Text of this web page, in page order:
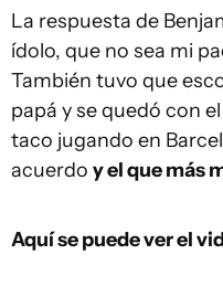
La respuesta de
ídolo, que no sea mi
También tuvo que
papá y se quedó con
taco jugando en
acuerdo y el que más
Aquí se puede ver el